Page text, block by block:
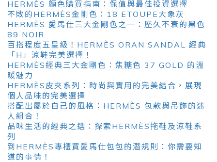
HERMÈS 顏色購買指南：保值與最佳投資選擇
不敗的HERMÈS金剛色：18 ETOUPE大象灰
HERMÈS 愛馬仕三大金剛色之一：歷久不衰的黑色
89 NOIR
百搭程度五星級！HERMÈS ORAN SANDAL 經典
「H」涼鞋完美選擇！
HERMÈS經典三大金剛色：焦糖色 37 GOLD 的溫
暖魅力
HERMÈS皮夾系列：時尚與實用的完美結合，展現
個人品味的完美選擇
搭配出屬於自己的風格：HERMÈS 包款與吊飾的迷
人組合！
品味生活的經典之選：探索HERMÈS拖鞋及涼鞋系
列
到HERMÈS專櫃買愛馬仕包包的潛規則：你需要知
道的事情！